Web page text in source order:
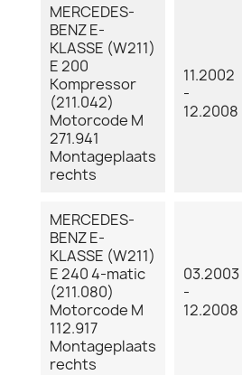
MERCEDES-
BENZ E-
KLASSE (W211)
E 200
Kompressor
(211.042)
Motorcode M
271.941
Montageplaats
rechts
11.2002
-
12.2008
MERCEDES-
BENZ E-
KLASSE (W211)
E 240 4-matic
(211.080)
Motorcode M
112.917
Montageplaats
rechts
03.2003
-
12.2008